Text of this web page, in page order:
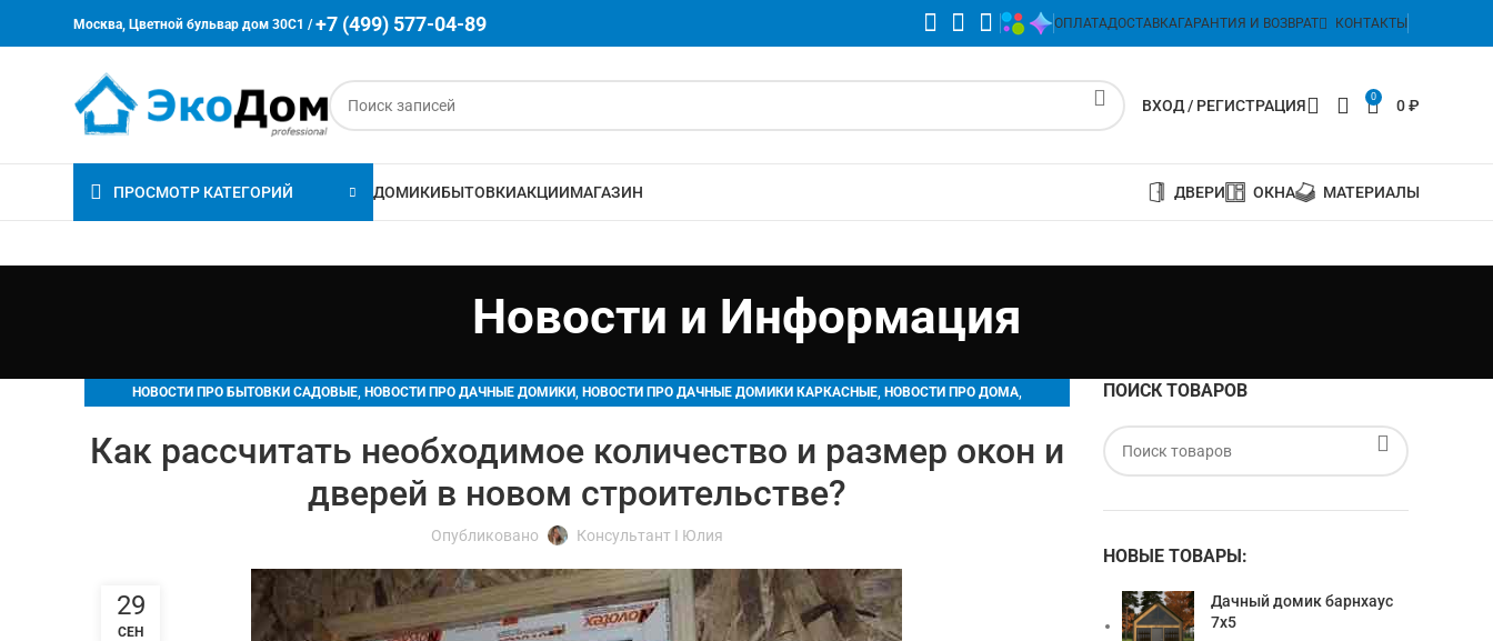
Москва, Цветной бульвар дом 30C1 / +7 (499) 577-04-89 ОПЛАТАДОСТАВКАГАРАНТИЯ И ВОЗВРАТ КОНТАКТЫ
ВХОД / РЕГИСТРАЦИЯ 0 0₽
ПРОСМОТР КАТЕГОРИЙ ДОМИКИБЫТОВКИАКЦИИМАГАЗИН ДВЕРИ ОКНА МАТЕРИАЛЫ
Новости и Информация
НОВОСТИ ПРО БЫТОВКИ САДОВЫЕ, НОВОСТИ ПРО ДАЧНЫЕ ДОМИКИ, НОВОСТИ ПРО ДАЧНЫЕ ДОМИКИ КАРКАСНЫЕ, НОВОСТИ ПРО ДОМА,
Как рассчитать необходимое количество и размер окон и
дверей в новом строительстве?
Опубликовано Консультант I Юлия
29
СЕН
ПОИСК ТОВАРОВ
НОВЫЕ ТОВАРЫ:
Дачный домик барнхаус
7х5